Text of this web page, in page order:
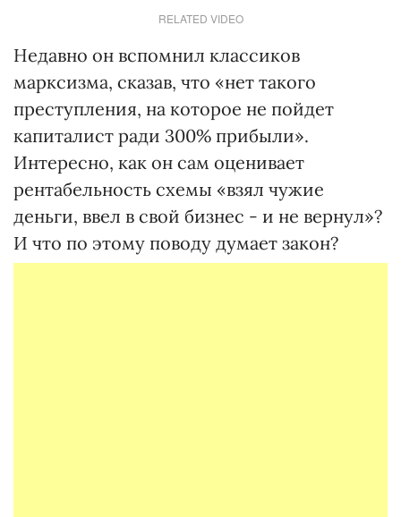
RELATED VIDEO
Недавно он вспомнил классиков
марксизма, сказав, что «нет такого
преступления, на которое не пойдет
капиталист ради 300% прибыли».
Интересно, как он сам оценивает
рентабельность схемы «взял чужие
деньги, ввел в свой бизнес - и не вернул»?
И что по этому поводу думает закон?